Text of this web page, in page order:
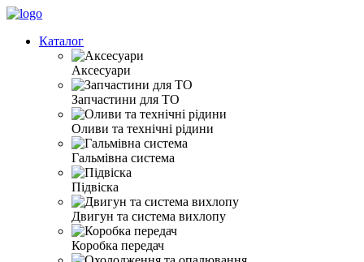
Каталог
Аксесуари
Запчастини для ТО
Оливи та технічні рідини
Гальмівна система
Підвіска
Двигун та система вихлопу
Коробка передач